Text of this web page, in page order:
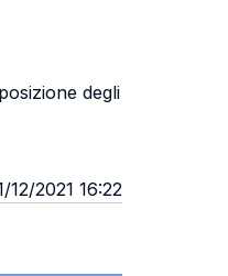
degli
12/2021 16:22